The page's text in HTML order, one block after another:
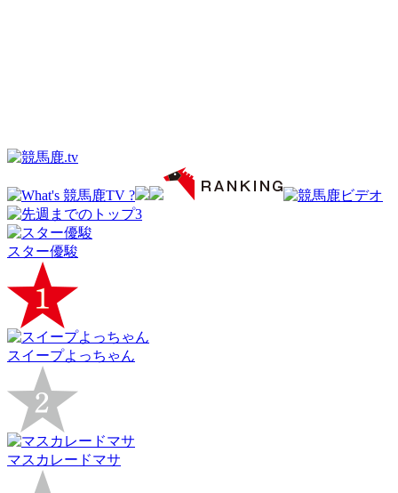
スター優駿
スイープよっちゃん
マスカレードマサ